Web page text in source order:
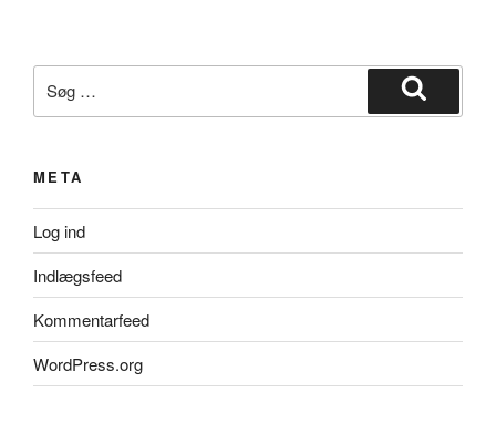
efter:
Søg
META
Log ind
Indlægsfeed
Kommentarfeed
WordPress.org